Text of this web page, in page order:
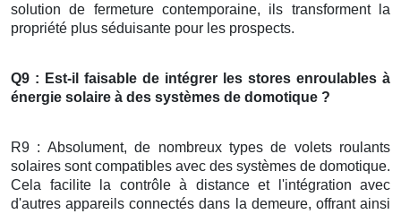
solution de fermeture contemporaine, ils transforment la
propriété plus séduisante pour les prospects.
Q9 : Est-il faisable de intégrer les stores enroulables à
énergie solaire à des systèmes de domotique ?
R9 : Absolument, de nombreux types de volets roulants
solaires sont compatibles avec des systèmes de domotique.
Cela facilite la contrôle à distance et l'intégration avec
d'autres appareils connectés dans la demeure, offrant ainsi